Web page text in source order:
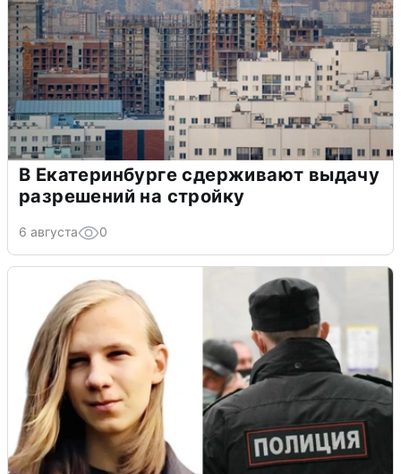
В Екатеринбурге сдерживают выдачу
разрешений на стройку
6 августа 0